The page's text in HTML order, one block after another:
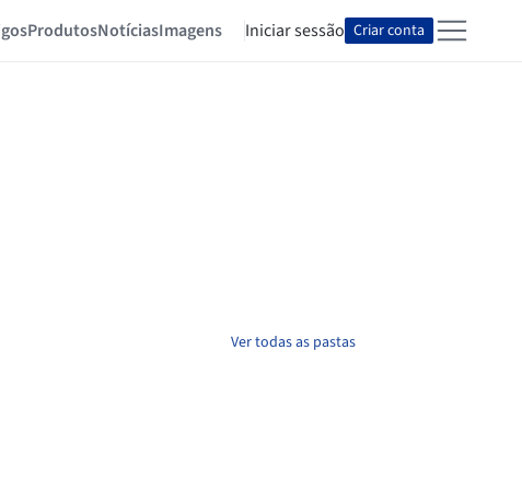
ProdutosNotíciasImagens Iniciar sessão Criar conta
Ver todas as pastas